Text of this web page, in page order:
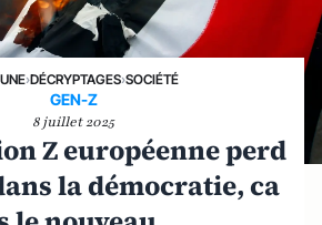
›DÉCRYPTAGES›SOCIÉTÉ
GEN-Z
8 juillet 2025
Z européenne perd
la démocratie, ca